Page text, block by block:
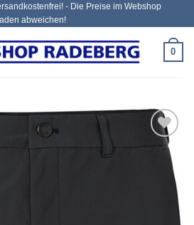
- Die Preise im Webshop
abweichen!
0
Add to
wishlist